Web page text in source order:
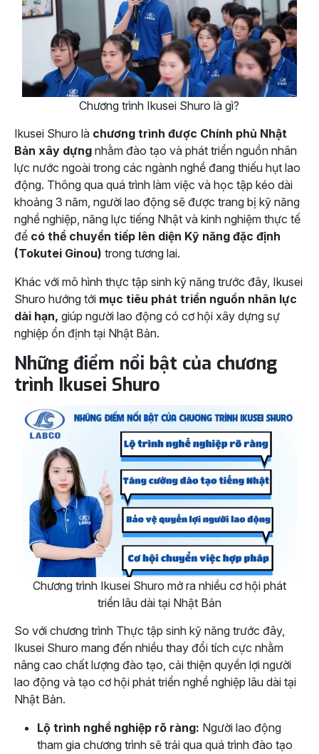
Chương trình Ikusei Shuro là gì?
Ikusei Shuro là chương trình được Chính phủ Nhật
Bản xây dựng nhằm đào tạo và phát triển nguồn nhân
lực nước ngoài trong các ngành nghề đang thiếu hụt lao
động. Thông qua quá trình làm việc và học tập kéo dài
khoảng 3 năm, người lao động sẽ được trang bị kỹ năng
nghề nghiệp, năng lực tiếng Nhật và kinh nghiệm thực tế
để có thể chuyển tiếp lên diện Kỹ năng đặc định
(Tokutei Ginou) trong tương lai.
Khác với mô hình thực tập sinh kỹ năng trước đây, Ikusei
Shuro hướng tới mục tiêu phát triển nguồn nhân lực
dài hạn, giúp người lao động có cơ hội xây dựng sự
nghiệp ổn định tại Nhật Bản.
Những điểm nổi bật của chương
trình Ikusei Shuro
Chương trình Ikusei Shuro mở ra nhiều cơ hội phát
triển lâu dài tại Nhật Bản
So với chương trình Thực tập sinh kỹ năng trước đây,
Ikusei Shuro mang đến nhiều thay đổi tích cực nhằm
nâng cao chất lượng đào tạo, cải thiện quyền lợi người
lao động và tạo cơ hội phát triển nghề nghiệp lâu dài tại
Nhật Bản.
Lộ trình nghề nghiệp rõ ràng: Người lao động
tham gia chương trình sẽ trải qua quá trình đào tạo